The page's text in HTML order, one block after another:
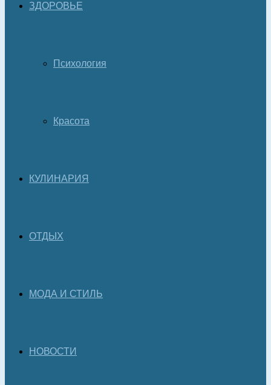
ЗДОРОВЬЕ
Психология
Красота
КУЛИНАРИЯ
ОТДЫХ
МОДА И СТИЛЬ
НОВОСТИ